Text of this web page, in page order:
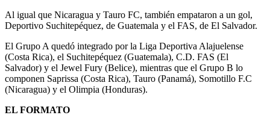
Al igual que Nicaragua y Tauro FC, también empataron a un gol,
Deportivo Suchitepéquez, de Guatemala y el FAS, de El Salvador.
El Grupo A quedó integrado por la Liga Deportiva Alajuelense
(Costa Rica), el Suchitepéquez (Guatemala), C.D. FAS (El
Salvador) y el Jewel Fury (Belice), mientras que el Grupo B lo
componen Saprissa (Costa Rica), Tauro (Panamá), Somotillo F.C
(Nicaragua) y el Olimpia (Honduras).
EL FORMATO